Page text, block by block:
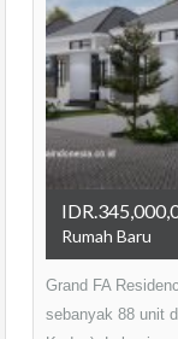
Rumah Baru
Grand FA
sebanyak 88 unit